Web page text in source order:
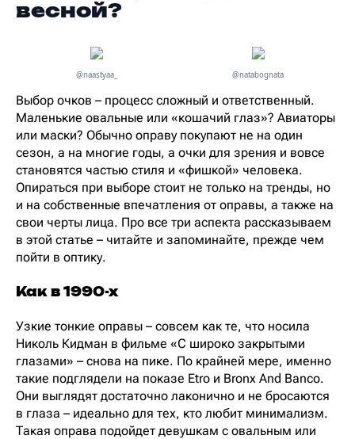
весной?
@naastyaa_ @natabognata
Выбор очков – процесс сложный и ответственный.
Маленькие овальные или «кошачий глаз»? Авиаторы
или маски? Обычно оправу покупают не на один
сезон, а на многие годы, а очки для зрения и вовсе
становятся частью стиля и «фишкой» человека.
Опираться при выборе стоит не только на тренды, но
и на собственные впечатления от оправы, а также на
свои черты лица. Про все три аспекта рассказываем
в этой статье – читайте и запоминайте, прежде чем
пойти в оптику.
Как в 1990-х
Узкие тонкие оправы – совсем как те, что носила
Николь Кидман в фильме «С широко закрытыми
глазами» – снова на пике. По крайней мере, именно
такие подглядели на показе Etro и Bronx And Banco.
Они выглядят достаточно лаконично и не бросаются
в глаза – идеально для тех, кто любит минимализм.
Такая оправа подойдет девушкам с овальным или